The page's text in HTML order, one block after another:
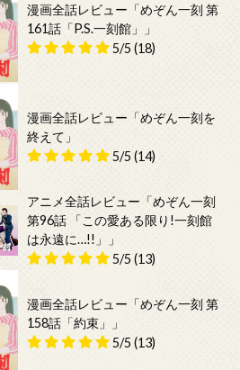
漫画全話レビュー「めぞん一刻 第
161話「P.S.一刻館」」
5/5 (18)
漫画全話レビュー「めぞん一刻を
終えて」
5/5 (14)
アニメ全話レビュー「めぞん一刻
第96話 「この愛ある限り!一刻館
は永遠に…!!」」
5/5 (13)
漫画全話レビュー「めぞん一刻 第
158話「約束」」
5/5 (13)